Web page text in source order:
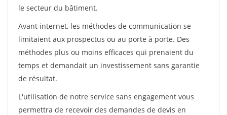
le secteur du bâtiment.
Avant internet, les méthodes de communication se
limitaient aux prospectus ou au porte à porte. Des
méthodes plus ou moins efficaces qui prenaient du
temps et demandait un investissement sans garantie
de résultat.
L'utilisation de notre service sans engagement vous
permettra de recevoir des demandes de devis en